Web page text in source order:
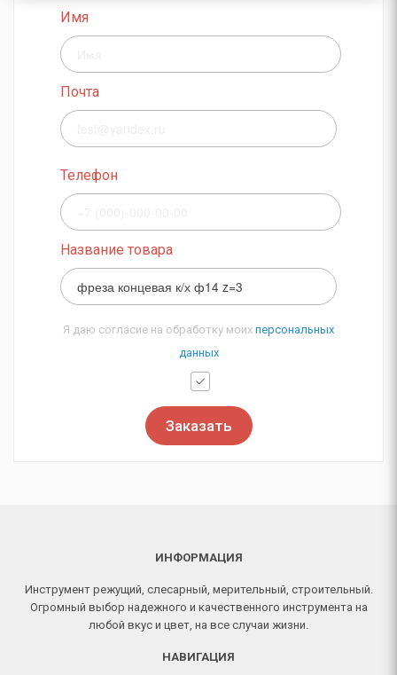
Имя
Почта
Телефон
Название товара
Я даю согласие на обработку моих персональных
данных
Заказать
ИНФОРМАЦИЯ
Инструмент режущий, слесарный, мерительный, строительный.
Огромный выбор надежного и качественного инструмента на
любой вкус и цвет, на все случаи жизни.
НАВИГАЦИЯ